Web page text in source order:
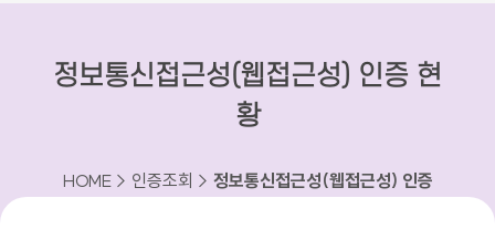
정보통신접근성(웹접근성) 인증 현
황
HOME > 인증조회 > 정보통신접근성(웹접근성) 인증